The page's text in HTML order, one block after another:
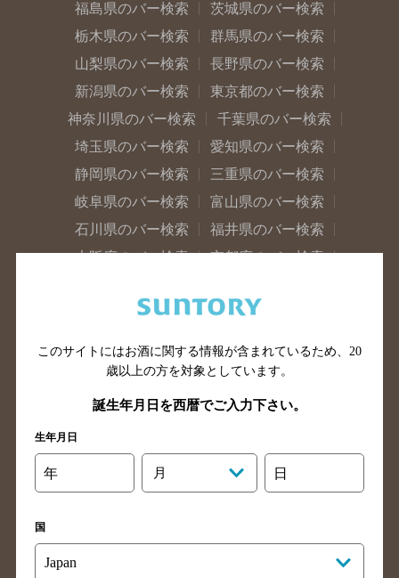
福島県のバー検索
茨城県のバー検索
栃木県のバー検索
群馬県のバー検索
山梨県のバー検索
長野県のバー検索
新潟県のバー検索
東京都のバー検索
神奈川県のバー検索
千葉県のバー検索
埼玉県のバー検索
愛知県のバー検索
静岡県のバー検索
三重県のバー検索
岐阜県のバー検索
富山県のバー検索
石川県のバー検索
福井県のバー検索
大阪府のバー検索
京都府のバー検索
滋賀県のバー検索
和歌山県のバー検索
山口県のバー検索
鳥取県のバー検索
島根県のバー検索
徳島県のバー検索
高知県のバー検索
福岡県のバー検索
長崎県のバー検索
佐賀県のバー検索
このサイトにはお酒に関する情報が含まれているため、 20
歳以上の方を対象としています。
誕生年月日を西暦でご入力下さい。
生年月日
年 月 日
国